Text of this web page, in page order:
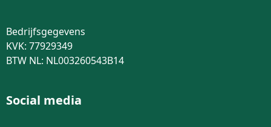
Bedrijfsgegevens
KVK: 77929349
BTW NL: NL003260543B14
Social media